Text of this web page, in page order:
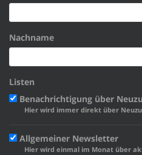
Nachname
Listen
Benachrichtigung über
Hier wird immer direkt über
Allgemeiner Newsletter
Hier wird einmal im Monat über